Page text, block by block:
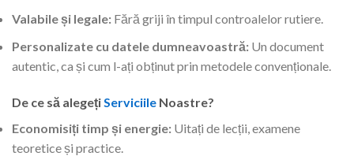
Valabile și legale: Fără griji în timpul controalelor rutiere.
Personalizate cu datele dumneavoastră: Un document
autentic, ca și cum l-ați obținut prin metodele convenționale.
De ce să alegeți Serviciile Noastre?
Economisiți timp și energie: Uitați de lecții, examene
teoretice și practice.